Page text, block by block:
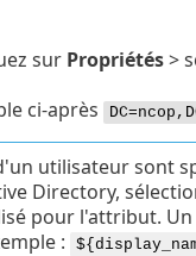
sur Propriétés>
ci-après
utilisateur sont
Directory,
pour l'attribut. Un
: